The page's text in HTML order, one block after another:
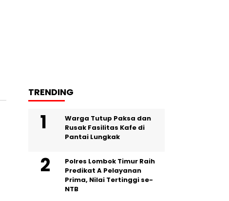
TRENDING
Warga Tutup Paksa dan
Rusak Fasilitas Kafe di
Pantai Lungkak
Polres Lombok Timur Raih
Predikat A Pelayanan
Prima, Nilai Tertinggi se-
NTB